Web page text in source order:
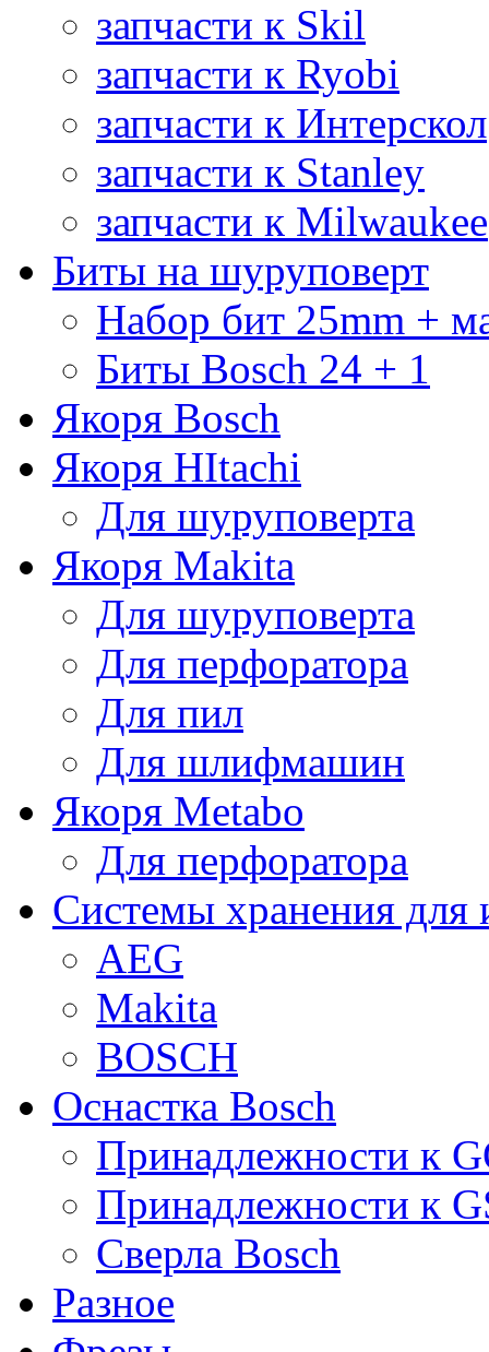
запчасти к Skil
запчасти к Ryobi
запчасти к Интерскол
запчасти к Stanley
запчасти к Milwaukee
Биты на шуруповерт
Набор бит 25mm +
Биты Bosch 24 + 1
Якоря Bosch
Якоря HItachi
Для шуруповерта
Якоря Makita
Для шуруповерта
Для перфоратора
Для пил
Для шлифмашин
Якоря Metabo
Для перфоратора
Системы хранения для
AEG
Makita
BOSCH
Оснастка Bosch
Принадлежности к
Принадлежности к
Сверла Bosch
Разное